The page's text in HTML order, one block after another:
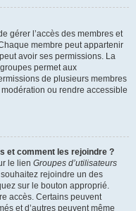
gérer l’accès des membres et
membre peut appartenir
avoir ses permissions. La
permet aux
de plusieurs membres
ou rendre accessible
et comment les rejoindre ?
le lien Groupes d’utilisateurs
rejoindre un des
sur le bouton approprié.
accès. Certains peuvent
et d’autres peuvent même